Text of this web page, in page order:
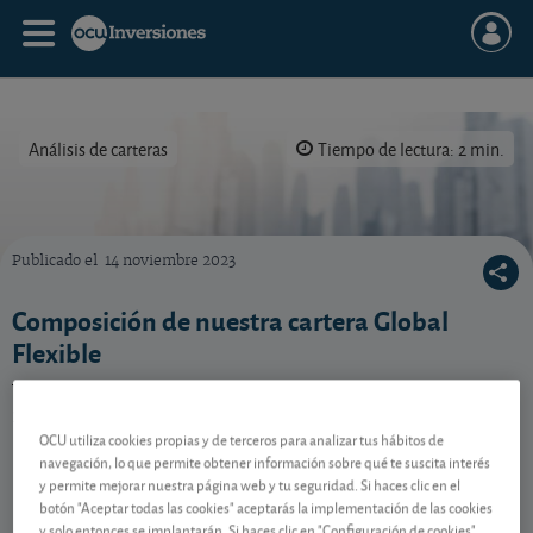
Análisis de carteras Tiempo de lectura: 2 min.
Publicado el 14 noviembre 2023
Composición de nuestra cartera Global
Flexible
Vea la distribución actual de las inversiones de
Contenido reservado a SOCIOS
OCU utiliza cookies propias y de terceros para analizar tus hábitos de
navegación, lo que permite obtener información sobre qué te suscita interés
y permite mejorar nuestra página web y tu seguridad. Si haces clic en el
botón "Aceptar todas las cookies" aceptarás la implementación de las cookies